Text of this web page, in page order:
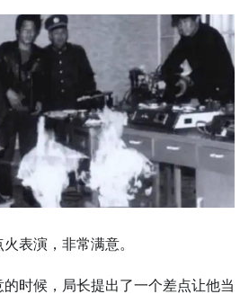
表演，非常满意。
时候，局长提出了一个差点让他当